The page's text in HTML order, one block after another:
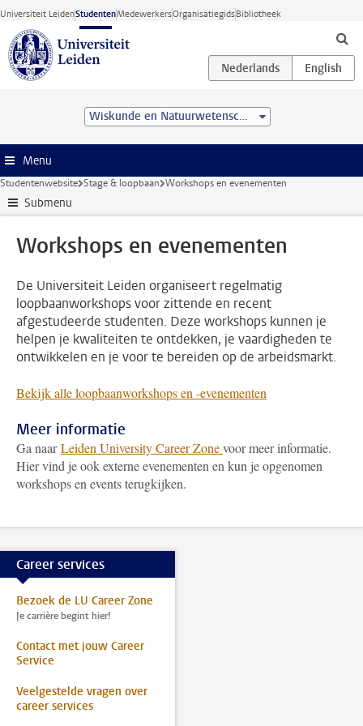
Ga direct naar de inhoud
Universiteit LeidenStudentenMedewerkersOrganisatiegidsBibliotheek
Wiskunde en Natuurwetenschappen
Menu
Studentenwebsite Stage & loopbaan Workshops en evenementen
Submenu
Workshops en evenementen
De Universiteit Leiden organiseert regelmatig
loopbaanworkshops voor zittende en recent
afgestudeerde studenten. Deze workshops kunnen je
helpen je kwaliteiten te ontdekken, je vaardigheden te
ontwikkelen en je voor te bereiden op de arbeidsmarkt.
Bekijk alle loopbaanworkshops en -evenementen
Meer informatie
Ga naarLeiden University Career Zonevoor meer informatie.
Hier vind je ook externe evenementen en kun je opgenomen
workshops en events terugkijken.
Career services
Bezoek de LU Career Zone
Je carrière begint hier!
Contact met jouw Career
Service
Veelgestelde vragen over
career services